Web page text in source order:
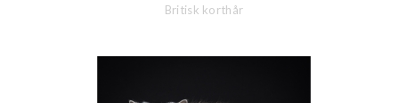
Britisk korthår